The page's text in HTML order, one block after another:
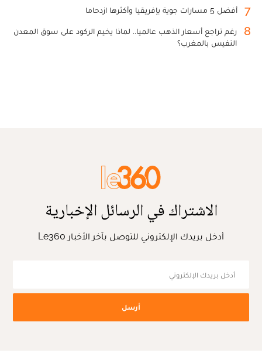
7 أفضل 5 مسارات جوية بإفريقيا وأكثرها ازدحاما
8
رغم تراجع أسعار الذهب عالميا.. لماذا يخيم الركود على سوق المعدن
النفيس بالمغرب؟
الاشتراك في الرسائل الإخبارية
أدخل بريدك الإلكتروني للتوصل بآخر الأخبار Le360
أرسل